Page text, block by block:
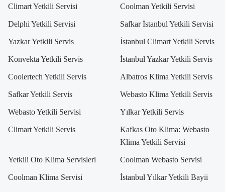
Climart Yetkili Servisi Coolman Yetkili Servisi
Delphi Yetkili Servisi Safkar İstanbul Yetkili Servisi
Yazkar Yetkili Servis İstanbul Climart Yetkili Servis
Konvekta Yetkili Servis İstanbul Yazkar Yetkili Servis
Coolertech Yetkili Servis Albatros Klima Yetkili Servis
Safkar Yetkili Servis Webasto Klima Yetkili Servis
Webasto Yetkili Servisi Yılkar Yetkili Servis
Climart Yetkili Servis
Kafkas Oto Klima: Webasto
Klima Yetkili Servisi
Yetkili Oto Klima Servisleri Coolman Webasto Servisi
Coolman Klima Servisi İstanbul Yılkar Yetkili Bayii